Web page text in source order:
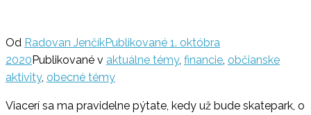
Od Radovan JenčíkPublikované 1. októbra
2020Publikované v aktuálne témy, financie občianske
aktivity, obecné témy
Viacerí sa ma pravidelne pýtate, kedy už bude skatepark, o